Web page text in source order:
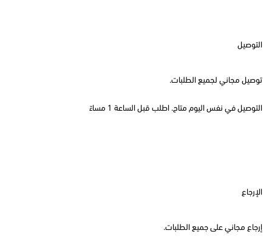
التوصيل
توصيل مجاني لجميع الطلبات.
التوصيل في نفس اليوم متاح. اطلب قبل الساعة 1 مساءً
الإرجاع
إرجاع مجاني على جميع الطلبات.